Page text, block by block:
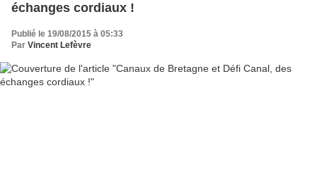
échanges cordiaux !
Publié le 19/08/2015 à 05:33
Par Vincent Lefèvre